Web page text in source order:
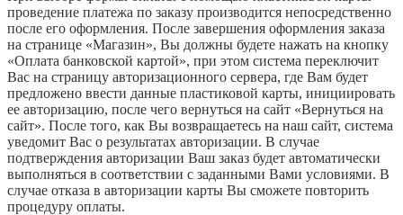
проведение платежа по заказу производится непосредственно
после его оформления. После завершения оформления заказа
на странице «Магазин», Вы должны будете нажать на кнопку
«Оплата банковской картой», при этом система переключит
Вас на страницу авторизационного сервера, где Вам будет
предложено ввести данные пластиковой карты, инициировать
ее авторизацию, после чего вернуться на сайт «Вернуться на
сайт». После того, как Вы возвращаетесь на наш сайт, система
уведомит Вас о результатах авторизации. В случае
подтверждения авторизации Ваш заказ будет автоматически
выполняться в соответствии с заданными Вами условиями. В
случае отказа в авторизации карты Вы сможете повторить
процедуру оплаты.